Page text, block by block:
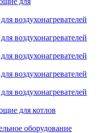
воздухонагревателей
воздухонагревателей
воздухонагревателей
воздухонагревателей
воздухонагревателей
для котлов
оборудование